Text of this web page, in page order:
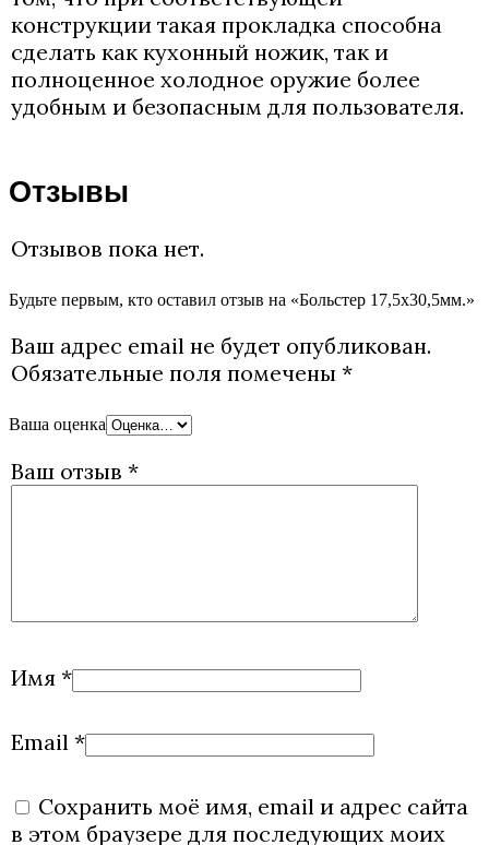
конструкции такая прокладка способна
сделать как кухонный ножик, так и
полноценное холодное оружие более
удобным и безопасным для пользователя.
Отзывы
Отзывов пока нет.
Будьте первым, кто оставил отзыв на «Больстер 17,5х30,5мм.»
Ваш адрес email не будет опубликован.
Обязательные поля помечены *
Ваша оценка
Ваш отзыв *
Имя *
Email *
Сохранить моё имя, email и адрес сайта
в этом браузере для последующих моих